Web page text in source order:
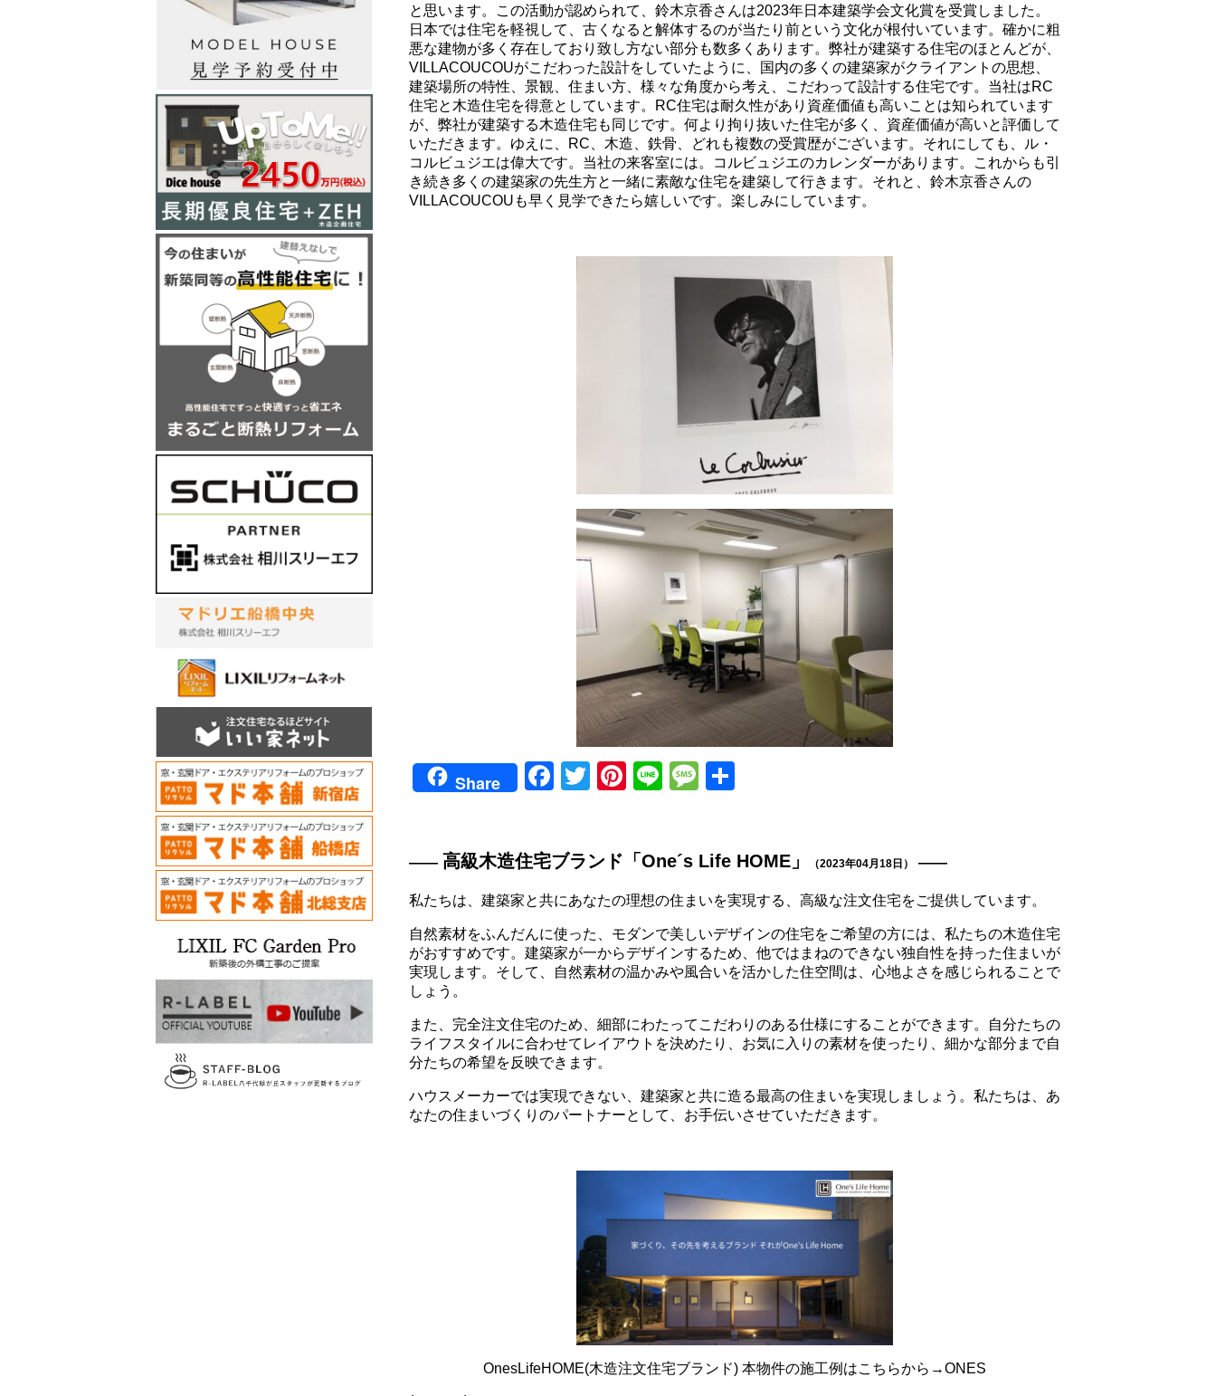
と思います。この活動が認められて、鈴木京香さんは2023年日本建築学会文化賞を受賞しました。
日本では住宅を軽視して、古くなると解体するのが当たり前という文化が根付いています。確かに粗
悪な建物が多く存在しており致し方ない部分も数多くあります。弊社が建築する住宅のほとんどが、
VILLACOUCOUがこだわった設計をしていたように、国内の多くの建築家がクライアントの思想、
建築場所の特性、景観、住まい方、様々な角度から考え、こだわって設計する住宅です。当社はRC
住宅と木造住宅を得意としています。
RC住宅は耐久性があり資産価値も高いことは知られています
が、弊社が建築する木造住宅も同じです。 何より拘り抜いた住宅が多く、資産価値が高いと評価して
いただきます。ゆえに、
RC 、木造、鉄骨、どれも複数の受賞歴がございます。それにしても、ル・
コルビュジエは偉大です。当社の来客室には。
コルビュジエのカレンダーがあります。これからも引
き続き多くの建築家の先生方と一緒に素敵な住宅を建築して行きます。それと、鈴木京香さんの
VILLACOUCOU も早く見学できたら嬉しいです。楽しみにしています。
Share Facebook
TwitterPinterest
LineMessage
高級木造住宅ブランド「One´s Life HOME」 （2023年04月18日）
私たちは、建築家と共にあなたの理想の住まいを実現する、高級な注文住宅をご提供しています。
自然素材をふんだんに使った、モダンで美しいデザインの住宅をご希望の方には、私たちの木造住宅
がおすすめです。建築家が一からデザインするため、他ではまねのできない独自性を持った住まいが
実現します。そして、自然素材の温かみや風合いを活かした住空間は、心地よさを感じられることで
しょう。
また、完全注文住宅のため、細部にわたってこだわりのある仕様にすることができます。自分たちの
ライフスタイルに合わせてレイアウトを決めたり、お気に入りの素材を使ったり、細かな部分まで自
分たちの希望を反映できます。
ハウスメーカーでは実現できない、建築家と共に造る最高の住まいを実現しましょう。私たちは、あ
なたの住まいづくりのパートナーとして、お手伝いさせていただきます。
OnesLifeHOME(木造注文住宅ブランド) 本物件の施工例はこちらから→ONES